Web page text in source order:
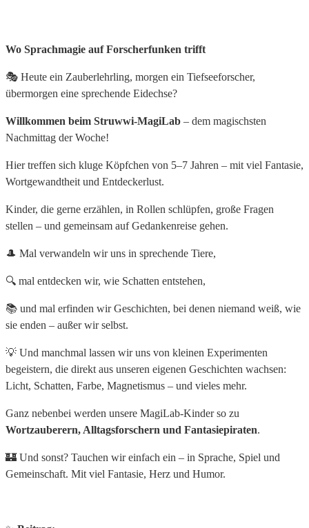
Wo Sprachmagie auf Forscherfunken trifft
🎭 Heute ein Zauberlehrling, morgen ein Tiefseeforscher,
übermorgen eine sprechende Eidechse?
Willkommen beim Struwwi-MagiLab – dem magischsten
Nachmittag der Woche!
Hier treffen sich kluge Köpfchen von 5–7 Jahren – mit viel Fantasie,
Wortgewandtheit und Entdeckerlust.
Kinder, die gerne erzählen, in Rollen schlüpfen, große Fragen
stellen – und gemeinsam auf Gedankenreise gehen.
🎩 Mal verwandeln wir uns in sprechende Tiere,
🔍 mal entdecken wir, wie Schatten entstehen,
📚 und mal erfinden wir Geschichten, bei denen niemand weiß, wie
sie enden – außer wir selbst.
💡 Und manchmal lassen wir uns von kleinen Experimenten
begeistern, die direkt aus unseren eigenen Geschichten wachsen:
Licht, Schatten, Farbe, Magnetismus – und vieles mehr.
Ganz nebenbei werden unsere MagiLab-Kinder so zu
Wortzauberern, Alltagsforschern und Fantasiepiraten.
🏰 Und sonst? Tauchen wir einfach ein – in Sprache, Spiel und
Gemeinschaft. Mit viel Fantasie, Herz und Humor.